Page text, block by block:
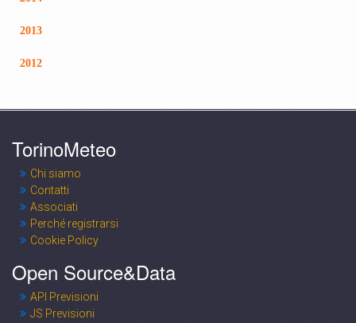
2013
2012
TorinoMeteo
Chi siamo
Contatti
Associati
Perché registrarsi
Cookie Policy
Open Source&Data
API Previsioni
JS Previsioni